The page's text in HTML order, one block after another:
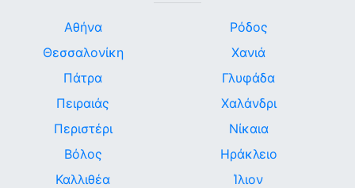
Αθήνα
Θεσσαλονίκη
Πάτρα
Πειραιάς
Περιστέρι
Βόλος
Καλλιθέα
Ρόδος
Χανιά
Γλυφάδα
Χαλάνδρι
Νίκαια
Ηράκλειο
Ίλιον